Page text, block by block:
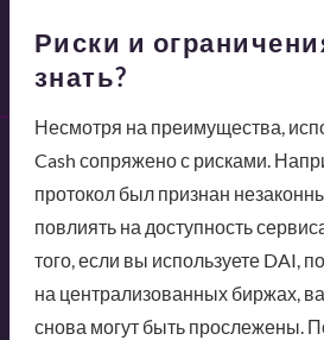
Риски и
знать?
Несмотря на преимущества,
Cash сопряжено с рисками.
протокол был признан
повлиять на доступность
того, если вы используете DAI,
на централизованных биржах,
снова могут быть прослежены.